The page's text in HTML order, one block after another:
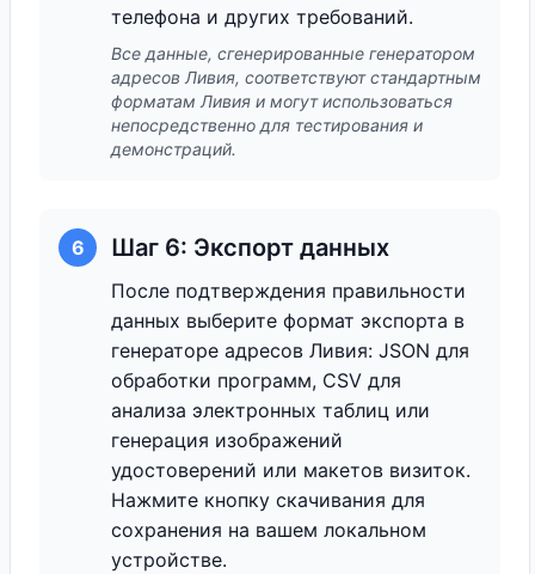
телефона и других требований.
Все данные, сгенерированные генератором
адресов Ливия, соответствуют стандартным
форматам Ливия и могут использоваться
непосредственно для тестирования и
демонстраций.
6 Шаг 6: Экспорт данных
После подтверждения правильности
данных выберите формат экспорта в
генераторе адресов Ливия: JSON для
обработки программ, CSV для
анализа электронных таблиц или
генерация изображений
удостоверений или макетов визиток.
Нажмите кнопку скачивания для
сохранения на вашем локальном
устройстве.